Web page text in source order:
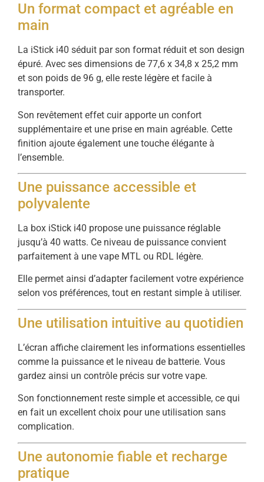
Un format compact et agréable en
main
La iStick i40 séduit par son format réduit et son design
épuré. Avec ses dimensions de 77,6 x 34,8 x 25,2 mm
et son poids de 96 g, elle reste légère et facile à
transporter.
Son revêtement effet cuir apporte un confort
supplémentaire et une prise en main agréable. Cette
finition ajoute également une touche élégante à
l’ensemble.
Une puissance accessible et
polyvalente
La box iStick i40 propose une puissance réglable
jusqu’à 40 watts. Ce niveau de puissance convient
parfaitement à une vape MTL ou RDL légère.
Elle permet ainsi d’adapter facilement votre expérience
selon vos préférences, tout en restant simple à utiliser.
Une utilisation intuitive au quotidien
L’écran affiche clairement les informations essentielles
comme la puissance et le niveau de batterie. Vous
gardez ainsi un contrôle précis sur votre vape.
Son fonctionnement reste simple et accessible, ce qui
en fait un excellent choix pour une utilisation sans
complication.
Une autonomie fiable et recharge
pratique